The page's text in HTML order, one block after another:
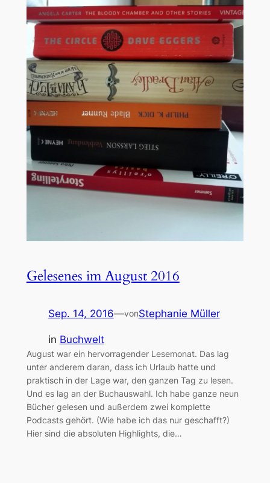
Gelesenes im August 2016
Sep. 14, 2016—vonStephanie Müller
in Buchwelt
August war ein hervorragender Lesemonat. Das lag
unter anderem daran, dass ich Urlaub hatte und
praktisch in der Lage war, den ganzen Tag zu lesen.
Und es lag an der Buchauswahl. Ich habe ganze neun
Bücher gelesen und außerdem zwei komplette
Podcasts gehört. (Wie habe ich das nur geschafft?)
Hier sind die absoluten Highlights, die…